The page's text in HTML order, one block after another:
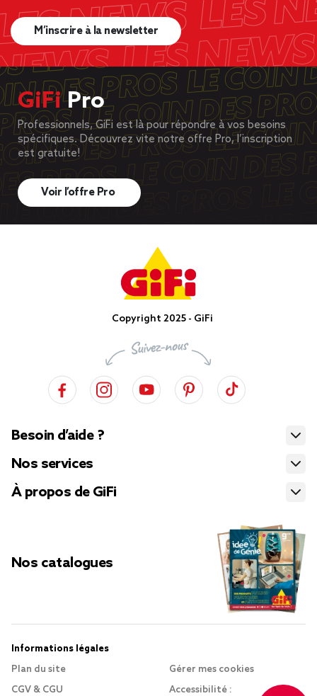
M’inscrire à la newsletter
GiFiPro
Professionnels, GiFi est là pour répondre à vos besoins
spécifiques. Découvrez vite notre offre Pro, l’inscription
est gratuite!
Voir l’offre Pro
Copyright 2025 - GiFi
Besoin d’aide ?
Nos services
À propos de GiFi
Nos catalogues
Informations légales
Plan du site
CGV & CGU
Gérer mes cookies
Accessibilité :